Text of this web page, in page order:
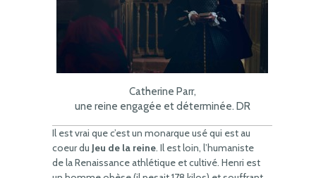
Catherine Parr,
une reine engagée et déterminée. DR
Il est vrai que c’est un monarque usé qui est au
coeur du Jeu de la reine. Il est loin, l’humaniste
de la Renaissance athlétique et cultivé. Henri est